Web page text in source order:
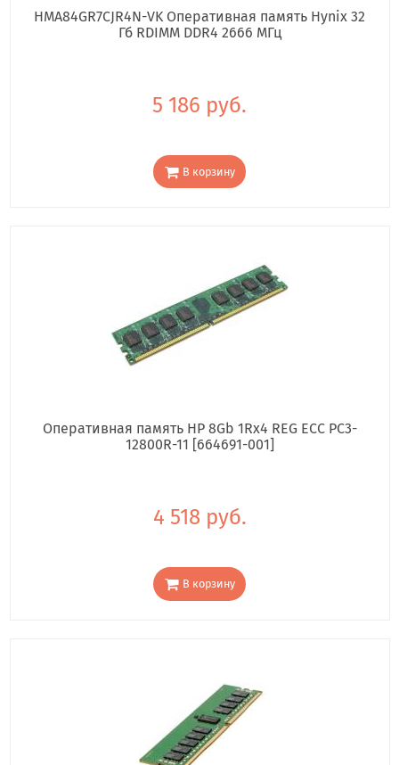
HMA84GR7CJR4N-VK Оперативная память Hynix 32
Гб RDIMM DDR4 2666 МГц
5 186 руб.
В корзину
Оперативная память HP 8Gb 1Rx4 REG ECC PC3-
12800R-11 [664691-001]
4 518 руб.
В корзину